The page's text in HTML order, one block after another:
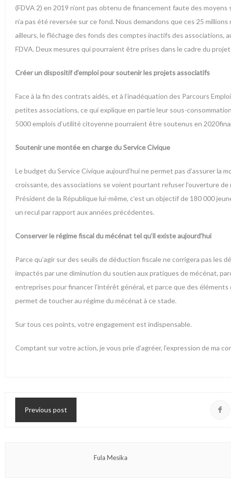
(FDVA 2) en 2019 n’ont pas obtenu de financement faute des
n’a pas été reversée sur ce fond. Nous demandons que ces 25
ailleurs, le fléchage des fonds des comptes inactifs des associations,
FDVA. Deux mesures qui pourraient être prises dans le cadre du
Créer un dispositif d’emploi pour soutenir les projets associatifs
Face à la fin des contrats aidés, et à l’inadéquation des Parcours
petites associations, ce qui explique en partie leur sous-
5000 emplois d’utilité citoyenne pourraient être soutenus en
Soutenir une montée en charge du Service Civique
Le budget du Service Civique aujourd’hui ne permet pas d’assurer la
croissante, des associations se voient pourtant refuser l’ouverture
Président de la République lui-même, c’est un objectif de 180 000
un recul par rapport aux années précédentes.
Conserver le régime fiscal du mécénat tel qu’il existe aujourd’hui
Parce qu’agir sur des seuils de déduction fiscale ne corrigera pas les
impactés par une diminution du soutien aux pratiques de mécénat,
entreprises pour financer l’intérêt général, et parce que des
permet de toucher au régime du mécénat à ce stade.
Sur tous ces points, votre engagement est indispensable.
Comptant sur votre action, je vous prie d’agréer, l’expression de ma
Previous post
Fula Mesika